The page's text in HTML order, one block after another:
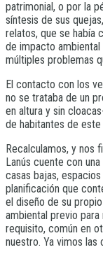
patrimonial, o por la
síntesis de sus
relatos, que se había
de impacto
múltiples problemas
El contacto con los
no se trataba de un
en altura y sin
de habitantes de este
Recalculamos, y nos
Lanús cuente con
casas bajas,
planificación que
el diseño de su
ambiental previo
requisito, común en
nuestro. Ya vimos las